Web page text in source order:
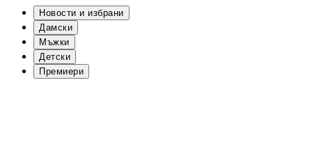
Новости и избрани
Дамски
Мъжки
Детски
Премиери